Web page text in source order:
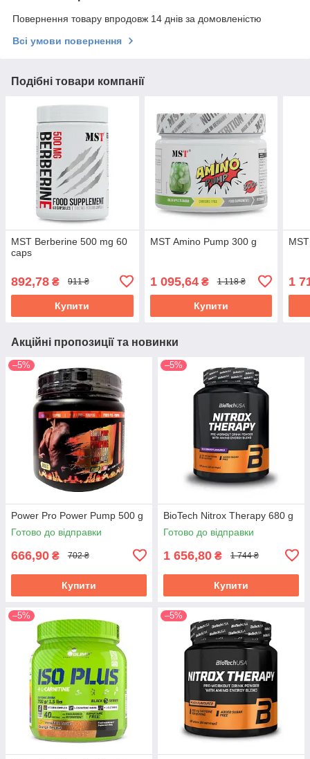
Повернення товару впродовж 14 днів за домовленістю
Всі умови повернення
Подібні товари компанії
MST Berberine 500 mg 60
caps
892,78 ₴ 911 ₴
Купити
MST Amino Pump 300 g
1 095,64₴ 1 118 ₴
Купити
1
Акційні пропозиції та новинки
–5%
Power Pro Power Pump 500 g
Готово до відправки
666,90 ₴ 702 ₴
Купити
–5%
BioTech Nitrox Therapy 680 g
Готово до відправки
1 656,80 ₴ 1 744 ₴
Купити
–5% –5%